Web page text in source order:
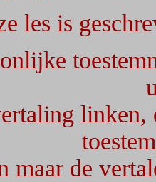
les is
linken,
maar de